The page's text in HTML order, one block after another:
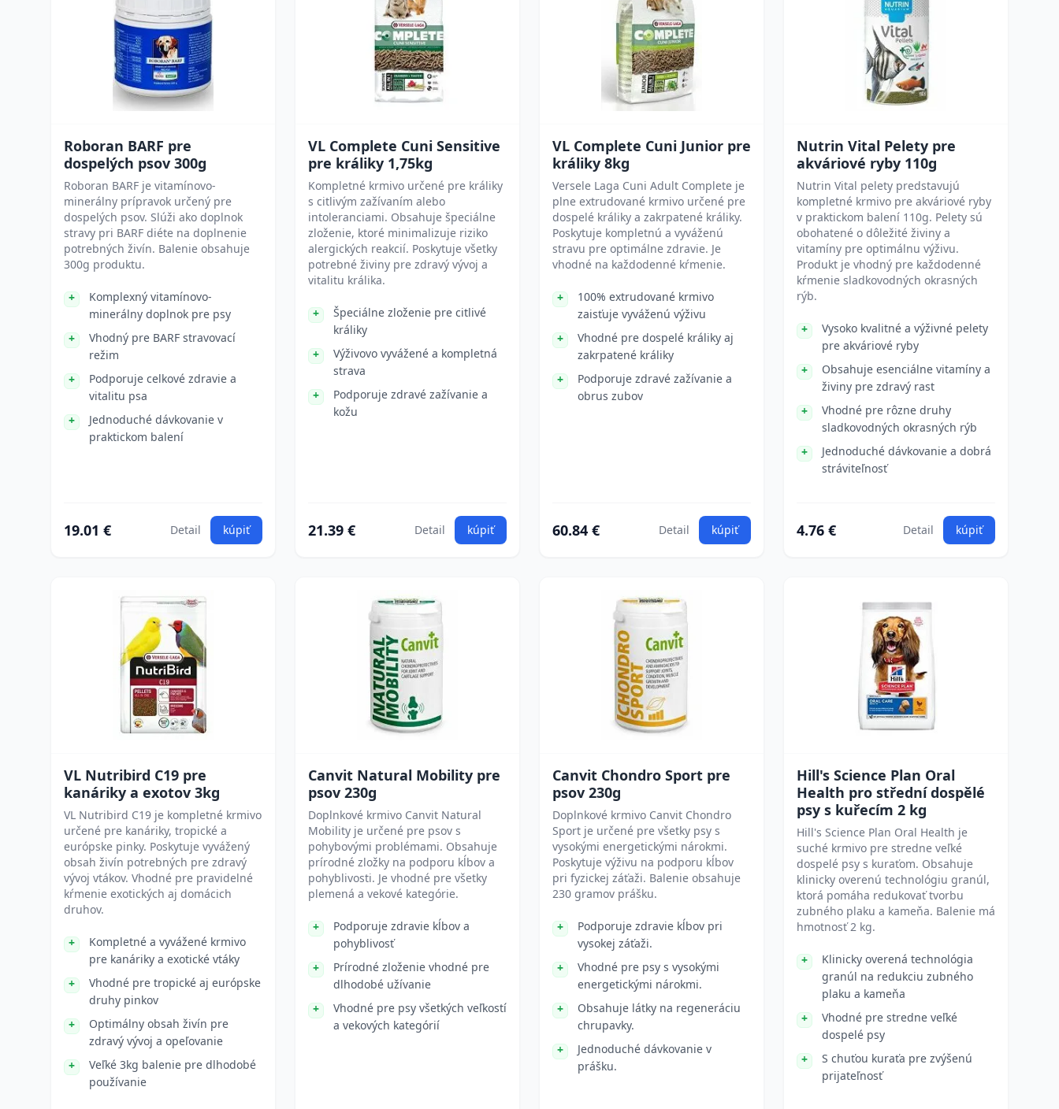
Roboran BARF pre
dospelých psov 300g
Roboran BARF je vitamínovo-
minerálny prípravok určený pre
dospelých psov. Slúži ako doplnok
stravy pri BARF diéte na doplnenie
potrebných živín. Balenie obsahuje
300g produktu.
Komplexný vitamínovo-
minerálny doplnok pre psy
Vhodný pre BARF stravovací
režim
Podporuje celkové zdravie a
vitalitu psa
Jednoduché dávkovanie v
praktickom balení
19.01 € Detail kúpiť
VL Complete Cuni Sensitive
pre králiky 1,75kg
Kompletné krmivo určené pre králiky
s citlivým zažívaním alebo
intoleranciami. Obsahuje špeciálne
zloženie, ktoré minimalizuje riziko
alergických reakcií. Poskytuje všetky
potrebné živiny pre zdravý vývoj a
vitalitu králika.
Špeciálne zloženie pre citlivé
králiky
Výživovo vyvážené a kompletná
strava
Podporuje zdravé zažívanie a
kožu
21.39 € Detail kúpiť
VL Complete Cuni Junior pre
králiky 8kg
Versele Laga Cuni Adult Complete je
plne extrudované krmivo určené pre
dospelé králiky a zakrpatené králiky.
Poskytuje kompletnú a vyváženú
stravu pre optimálne zdravie. Je
vhodné na každodenné kŕmenie.
100% extrudované krmivo
zaisťuje vyváženú výživu
Vhodné pre dospelé králiky aj
zakrpatené králiky
Podporuje zdravé zažívanie a
obrus zubov
60.84 € Detail kúpiť
Nutrin Vital Pelety pre
akváriové ryby 110g
Nutrin Vital pelety predstavujú
kompletné krmivo pre akváriové ryby
v praktickom balení 110g. Pelety sú
obohatené o dôležité živiny a
vitamíny pre optimálnu výživu.
Produkt je vhodný pre každodenné
kŕmenie sladkovodných okrasných
rýb.
Vysoko kvalitné a výživné pelety
pre akváriové ryby
Obsahuje esenciálne vitamíny a
živiny pre zdravý rast
Vhodné pre rôzne druhy
sladkovodných okrasných rýb
Jednoduché dávkovanie a dobrá
stráviteľnosť
4.76 € Detail kúpiť
VL Nutribird C19 pre
kanáriky a exotov 3kg
VL Nutribird C19 je kompletné krmivo
určené pre kanáriky, tropické a
európske pinky. Poskytuje vyvážený
obsah živín potrebných pre zdravý
vývoj vtákov. Vhodné pre pravidelné
kŕmenie exotických aj domácich
druhov.
Kompletné a vyvážené krmivo
pre kanáriky a exotické vtáky
Vhodné pre tropické aj európske
druhy pinkov
Optimálny obsah živín pre
zdravý vývoj a opeľovanie
Veľké 3kg balenie pre dlhodobé
používanie
Canvit Natural Mobility pre
psov 230g
Doplnkové krmivo Canvit Natural
Mobility je určené pre psov s
pohybovými problémami. Obsahuje
prírodné zložky na podporu kĺbov a
pohyblivosti. Je vhodné pre všetky
plemená a vekové kategórie.
Podporuje zdravie kĺbov a
pohyblivosť
Prírodné zloženie vhodné pre
dlhodobé užívanie
Vhodné pre psy všetkých veľkostí
a vekových kategórií
Canvit Chondro Sport pre
psov 230g
Doplnkové krmivo Canvit Chondro
Sport je určené pre všetky psy s
vysokými energetickými nárokmi.
Poskytuje výživu na podporu kĺbov
pri fyzickej záťaži. Balenie obsahuje
230 gramov prášku.
Podporuje zdravie kĺbov pri
vysokej záťaži.
Vhodné pre psy s vysokými
energetickými nárokmi.
Obsahuje látky na regeneráciu
chrupavky.
Jednoduché dávkovanie v
prášku.
Hill's Science Plan Oral
Health pro střední dospělé
psy s kuřecím 2 kg
Hill's Science Plan Oral Health je
suché krmivo pre stredne veľké
dospelé psy s kuraťom. Obsahuje
klinicky overenú technológiu granúl,
ktorá pomáha redukovať tvorbu
zubného plaku a kameňa. Balenie má
hmotnosť 2 kg.
Klinicky overená technológia
granúl na redukciu zubného
plaku a kameňa
Vhodné pre stredne veľké
dospelé psy
S chuťou kuraťa pre zvýšenú
prijateľnosť